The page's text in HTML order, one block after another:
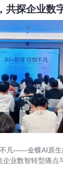
共探企业数
凡——金蝶AI原生
业数智转型痛点